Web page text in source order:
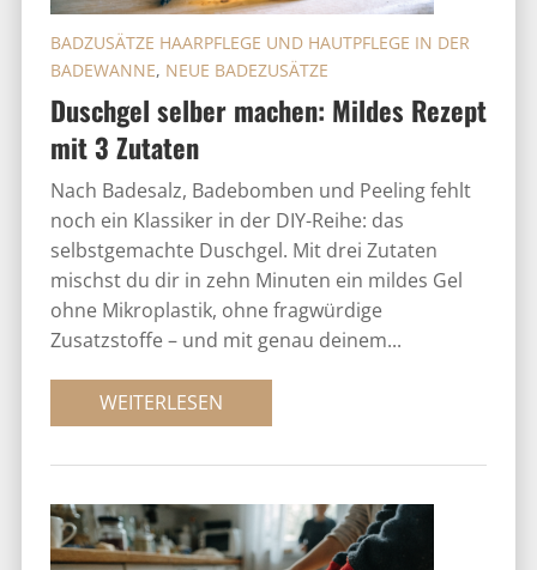
Duschgel selber machen: Mildes Rezept
mit 3 Zutaten
BADZUSÄTZE HAARPFLEGE UND HAUTPFLEGE IN DER
BADEWANNE, NEUE BADEZUSÄTZE
Nach Badesalz, Badebomben und Peeling fehlt
noch ein Klassiker in der DIY-Reihe: das
selbstgemachte Duschgel. Mit drei Zutaten
mischst du dir in zehn Minuten ein mildes Gel
ohne Mikroplastik, ohne fragwürdige
Zusatzstoffe – und mit genau deinem...
WEITERLESEN